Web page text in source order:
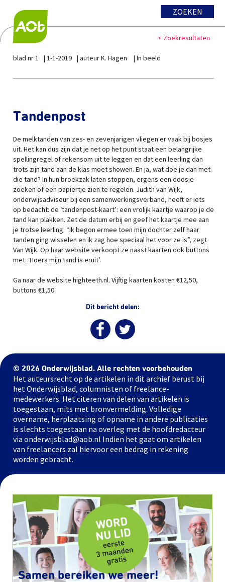
ZOEKEN
< Zoekresultaten
blad nr 1 1-1-2019 auteur K. Hagen In beeld
Tandenpost
De melktanden van zes- en zevenjarigen vliegen er vaak bij bosjes
uit. Het kan dus zijn dat je net op het punt staat een belangrijke
spellingregel of rekensom uit te leggen en dat een leerling dan
trots zijn tand aan de klas moet showen. En ja, wat doe je dan met
die tand? In hun broekzak laten stoppen, ergens een doosje
zoeken of een papiertje zien te regelen. Judith van Wijk,
onderwijsadviseur bij een samenwerkingsverband, heeft er iets
op bedacht: de ‘tandenpost-kaart’: een vrolijk kaartje waarop je de
tand kan plakken. Zet de datum erbij en geef het kaartje mee aan
je trotse leerling. “Ik begon ermee toen mijn dochter zelf haar
tanden ging wisselen en ik zag hoe speciaal het voor ze is”, zegt
Van Wijk. Op haar website verkoopt ze naast kaarten ook buttons
met: ‘Hoera mijn tand is eruit’.
Ga naar de website highteeth.nl. Vijftig kaarten kosten €12,50,
buttons €1,50.
Dit bericht delen:
© 2026 Onderwijsblad. Alle rechten voorbehouden
Het auteursrecht op de artikelen in dit archief berust bij
het Onderwijsblad, columnisten of freelance-
medewerkers. Het citeren van delen van artikelen is
toegestaan, mits met bronvermelding. Volledige
overname, herplaatsing of opname in andere publicaties
is slechts toegestaan na overleg met de hoofdredacteur
via onderwijsblad@aob.nl Indien het gaat om artikelen
van freelancers zal hiervoor een bedrag in rekening
worden gebracht.
Samen bereiken we meer!